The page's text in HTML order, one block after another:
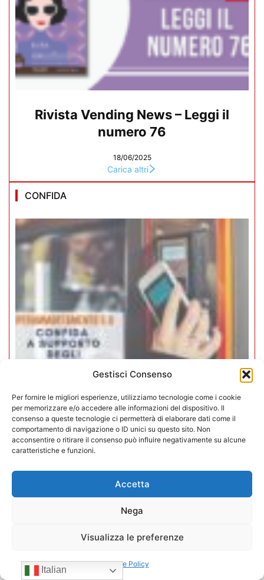
Gestisci Consenso
Per fornire le migliori esperienze, utilizziamo tecnologie come i cookie
per memorizzare e/o accedere alle informazioni del dispositivo. Il
consenso a queste tecnologie ci permetterà di elaborare dati come il
comportamento di navigazione o ID unici su questo sito. Non
acconsentire o ritirare il consenso può influire negativamente su alcune
caratteristiche e funzioni.
Accetta
Nega
Visualizza le preferenze
Cookie Policy
Rivista Vending News – Leggi il
numero 76
18/06/2025
Carica altri
CONFIDA
Iperammortamento 5.0. CONFIDA
apre uno sportello dedicato per gli
associati
Italian